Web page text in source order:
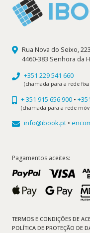
Rua Nova do Seixo,
4460-383 Senhora da
+351 229 541 660
(chamada para a rede
+ 351 915 656 900 •
(chamada para a rede
info@ibook.pt •
Pagamentos aceites:
TERMOS E CONDIÇÕES DE
POLÍTICA DE PROTEÇÃO DE